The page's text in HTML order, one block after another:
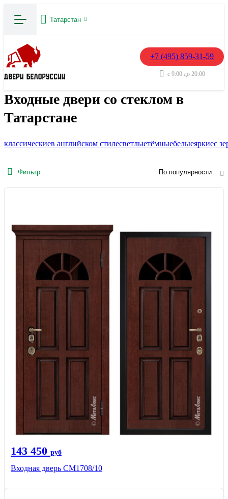
Татарстан
+7 (495) 859-31-59
с 9:00 до 20:00
Входные двери со стеклом в
Татарстане
классическиев английском стилесветлыетёмныебелыеяркиес
Фильтр По популярности
143 450 руб
Входная дверь CМ1708/10